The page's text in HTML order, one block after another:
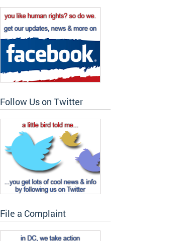
Follow Us on Twitter
File a Complaint